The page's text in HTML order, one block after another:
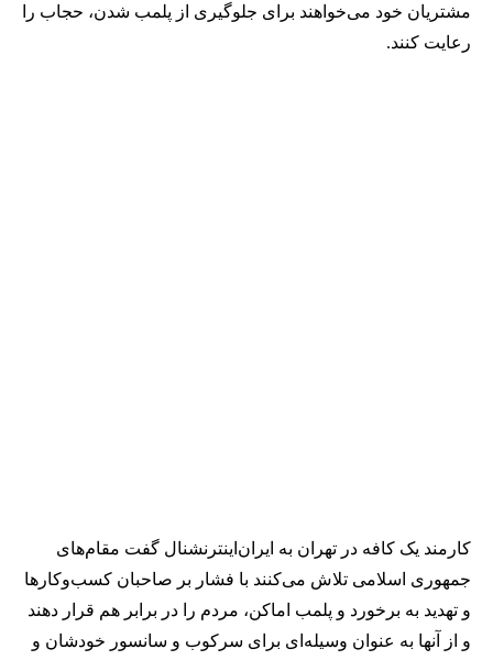
مشتریان خود می‌خواهند برای جلوگیری از پلمب شدن، حجاب را
رعایت کنند.
کارمند یک کافه در تهران به ایران‌اینترنشنال گفت مقام‌های
جمهوری اسلامی تلاش می‌کنند با فشار بر صاحبان کسب‌وکارها
و تهدید به برخورد و پلمب اماکن، مردم را در برابر هم قرار دهند
و از آنها به عنوان وسیله‌ای برای سرکوب و سانسور خودشان و